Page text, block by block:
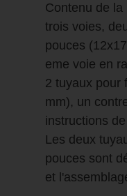
Contenu de
trois voies,
pouces
eme voie en
2 tuyaux pour
mm), un
instructions
Les deux
pouces sont
et